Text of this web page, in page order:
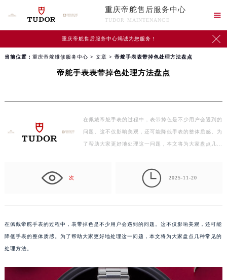
重庆帝舵售后服务中心
TUDOR MAINTENANCE

重庆帝舵售后服务中心竭诚为您服务！ 
当前位置： 重庆帝舵维修服务中心 > 文章 > 帝舵手表表带掉色处理方法盘点
帝舵手表表带掉色处理方法盘点
在佩戴帝舵手表的过程中，表带掉色是不少用户会遇到的
问题。这不仅影响美观，还可能降低手表的整体质感。为
了帮助大家更好地处理这一问题，本文将为大家盘点几…
次  2025-11-20
在佩戴帝舵手表的过程中，表带掉色是不少用户会遇到的问题。这不仅影响美观，还可能
降低手表的整体质感。为了帮助大家更好地处理这一问题，本文将为大家盘点几种常见的
处理方法。